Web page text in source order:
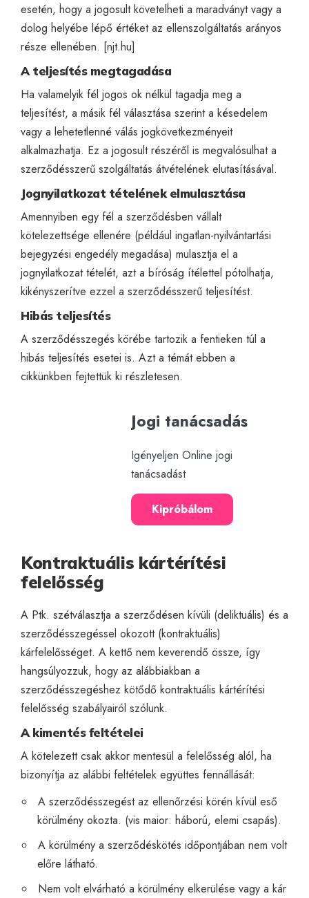
esetén, hogy a jogosult követelheti a maradványt vagy a
dolog helyébe lépő értéket az ellenszolgáltatás arányos
része ellenében. [njt.hu]
A teljesítés megtagadása
Ha valamelyik fél jogos ok nélkül tagadja meg a
teljesítést, a másik fél választása szerint a késedelem
vagy a lehetetlenné válás jogkövetkezményeit
alkalmazhatja. Ez a jogosult részéről is megvalósulhat a
szerződésszerű szolgáltatás átvételének elutasításával.
Jognyilatkozat tételének elmulasztása
Amennyiben egy fél a szerződésben vállalt
kötelezettsége ellenére (például ingatlan-nyilvántartási
bejegyzési engedély megadása) mulasztja el a
jognyilatkozat tételét, azt a bíróság ítélettel pótolhatja,
kikényszerítve ezzel a szerződésszerű teljesítést.
Hibás teljesítés
A szerződésszegés körébe tartozik a fentieken túl a
hibás teljesítés esetei is. Azt a témátebben a
cikkünkben fejtettük ki részletesen.
Jogi tanácsadás
Igényeljen Online jogi
tanácsadást
Kipróbálom
Kontraktuális kártérítési
felelősség
A Ptk. szétválasztja a szerződésen kívüli (deliktuális) és a
szerződésszegéssel okozott (kontraktuális)
kárfelelősséget. A kettő nem keverendő össze, így
hangsúlyozzuk, hogy az alábbiakban a
szerződésszegéshez kötődő kontraktuális kártérítési
felelősség szabályairól szólunk.
A kimentés feltételei
A kötelezett csak akkor mentesül a felelősség alól, ha
bizonyítja az alábbi feltételek együttes fennállását:
A szerződésszegést az ellenőrzési körén kívül eső
körülmény okozta. (vis maior: háború, elemi csapás).
A körülmény a szerződéskötés időpontjában nem volt
előre látható.
Nem volt elvárható a körülmény elkerülése vagy a kár